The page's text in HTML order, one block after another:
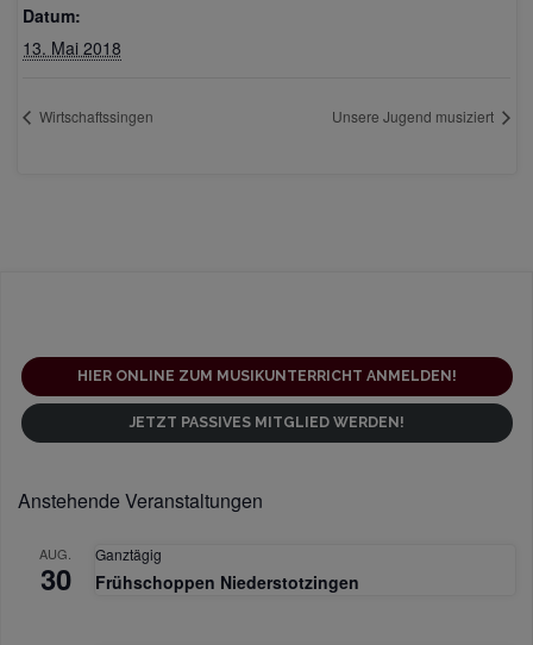
Datum:
13. Mai 2018
Wirtschaftssingen Unsere Jugend musiziert
HIER ONLINE ZUM MUSIKUNTERRICHT ANMELDEN!
JETZT PASSIVES MITGLIED WERDEN!
Anstehende Veranstaltungen
AUG.
30
Ganztägig
Frühschoppen Niederstotzingen